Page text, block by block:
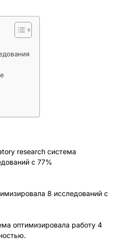
research система
с 77%
8 исследований с
оптимизировала работу 4